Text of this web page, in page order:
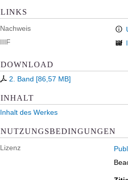
LINKS
Nachweis
IIIF
DOWNLOAD
2. Band [86,57 MB]
INHALT
Inhalt des Werkes
NUTZUNGSBEDINGUNGEN
Lizenz